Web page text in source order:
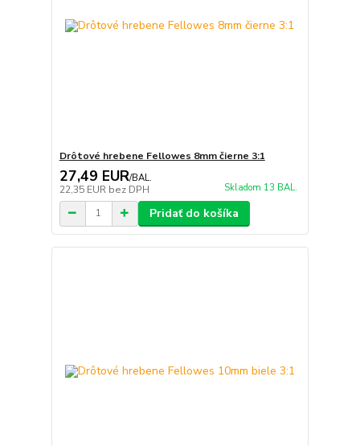
Drôtové hrebene Fellowes 8mm čierne 3:1
27,49 EUR/BAL.
22,35 EUR bez DPH Skladom 13 BAL.
Pridať do košíka